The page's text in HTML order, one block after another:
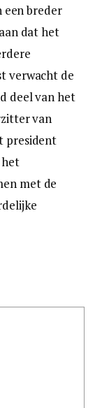
breder
dat het
verwacht de
deel van het
van
president
het
met de